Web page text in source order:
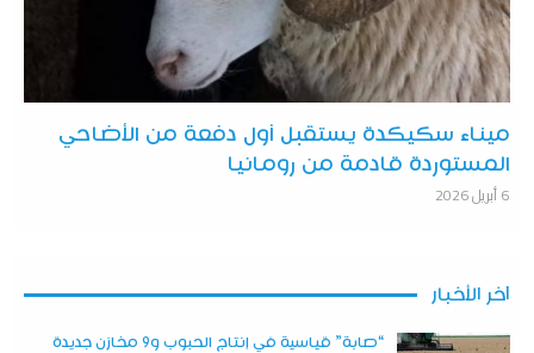
ميناء سكيكدة يستقبل أول دفعة من الأضاحي
المستوردة قادمة من رومانيا
6 أبريل 2026
آخر الأخبار
“صابة” قياسية في إنتاج الحبوب و9 مخازن جديدة